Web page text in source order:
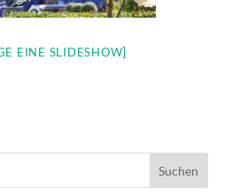
EINE SLIDESHOW]